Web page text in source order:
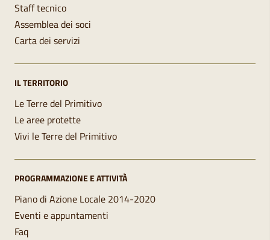
Staff tecnico
Assemblea dei soci
Carta dei servizi
IL TERRITORIO
Le Terre del Primitivo
Le aree protette
Vivi le Terre del Primitivo
PROGRAMMAZIONE E ATTIVITÀ
Piano di Azione Locale 2014-2020
Eventi e appuntamenti
Faq